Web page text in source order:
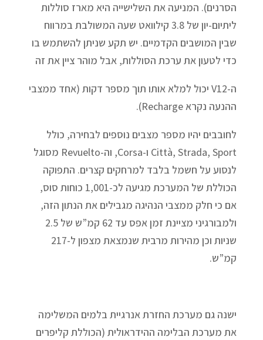
הסרנים). המניעה את השלישייה היא מארז סוללות
ליתיום-יון של 3.8 קילוואט שעה המשולבת במרווח
שבין המושבים הקדמיים. יש תקע שניתן להשתמש בו
כדי לטעון את ערכת הסוללות, אבל מוהר ציין את זה
ה-V12 יכול למלא אותו תוך מספר דקות (אחד ממצבי
ההנעה נקרא Recharge).
לחובבים יהיו מספר מצבים נוספים לבחירה, כולל
Città, Strada, Sport ו-Corsa, וה-Revuelto מסוגל
לנסוע על חשמל בלבד למרחקים קצרים. התפוקה
הכוללת של המערכת מגיעה לכ-1,001 כוחות סוס,
אם כי חלק ממצבי הנהיגה מגבילים את הנתון הזה,
ולמבורגיני מציינת זמן אפס עד 62 קמ”ש של 2.5
שניות וכן מהירות מרבית שנמצאת מצפון ל-217
קמ”ש.
ישנה גם מערכת החזרת אנרגיית בלמים המשלימה
את מערכת הבלימה ההידראולית (הכוללת קליפרים